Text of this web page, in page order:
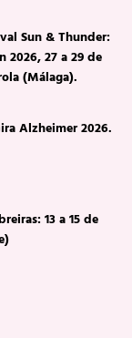
Sun & Thunder:
2026, 27 a 29 de
(Málaga).
Alzheimer 2026.
13 a 15 de